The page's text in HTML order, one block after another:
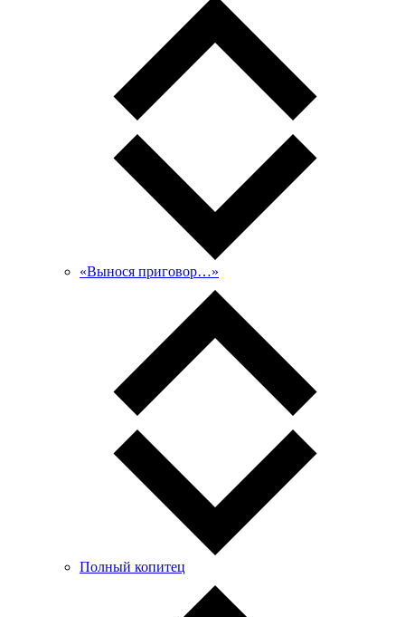
«Вынося приговор…»
Полный копитец